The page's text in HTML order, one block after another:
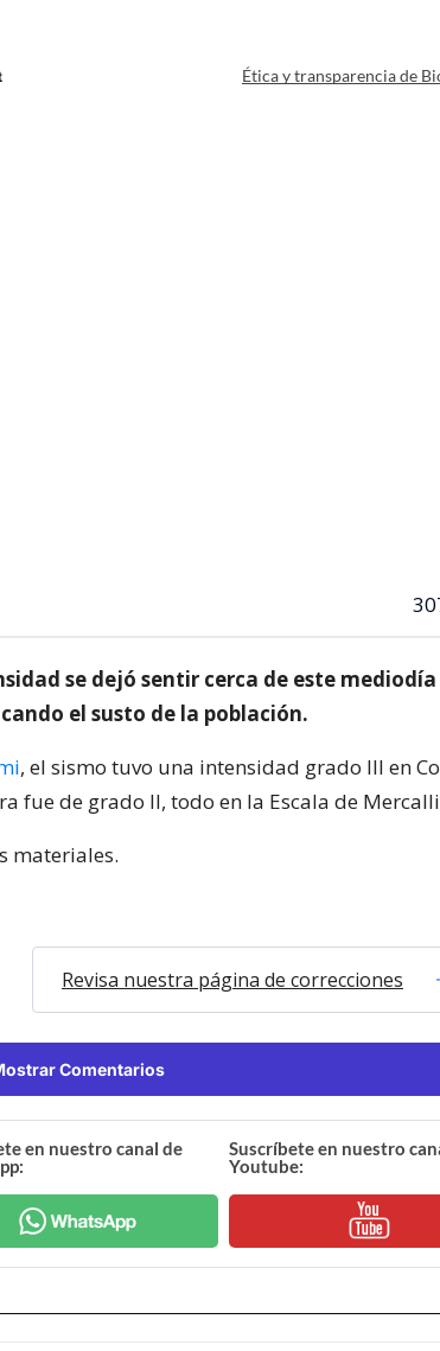
Ética y transparencia de
se dejó sentir cerca de este mediodía
el susto de la población.
, el sismo tuvo una intensidad grado III en
fue de grado II, todo en la Escala de
materiales.
Revisa nuestra página de correcciones
Comentarios
en nuestro canal de
Suscríbete en nuestro
Youtube: